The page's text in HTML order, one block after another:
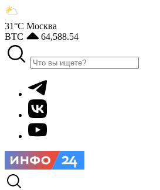
31°С Москва
BTC
64,588.54